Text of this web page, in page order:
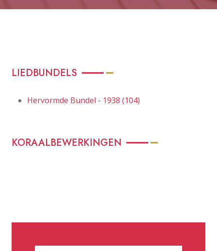
LIEDBUNDELS
Hervormde Bundel - 1938 (104)
KORAALBEWERKINGEN